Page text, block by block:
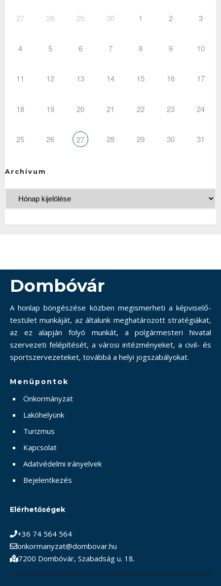
27 28 29 30 1 2 3
4 5 6 7 8 9 10
11 12 13 14 15 16 17
18 19 20 21 22 23 24
25 26 27 28 29 30 31
Archívum
Dombóvár
A honlap böngészése közben megismerheti a képviselő-
testület munkáját, az általunk meghatározott stratégiákat,
az ez alapján folyó munkát, a polgármesteri hivatal
szervezeti felépítését, a városi intézményeket, a civil- és
sportszervezeteket, továbbá a helyi jogszabályokat.
Menüpontok
Önkormányzat
Lakóhelyünk
Turizmus
Kapcsolat
Adatvédelmi irányelvek
Bejelentkezés
Elérhetőségek
+36 74 564 564
onkormanyzat@dombovar.hu
7200 Dombóvár, Szabadság u. 18.